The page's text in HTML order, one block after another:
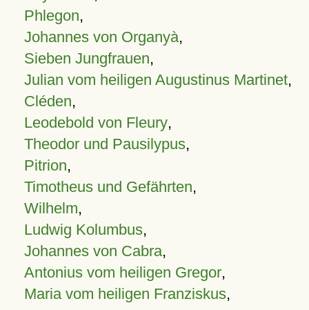
Phlegon,
Johannes von Organyà,
Sieben Jungfrauen,
Julian vom heiligen Augustinus Martinet,
Cléden,
Leodebold von Fleury,
Theodor und Pausilypus,
Pitrion,
Timotheus und Gefährten,
Wilhelm,
Ludwig Kolumbus,
Johannes von Cabra,
Antonius vom heiligen Gregor,
Maria vom heiligen Franziskus,